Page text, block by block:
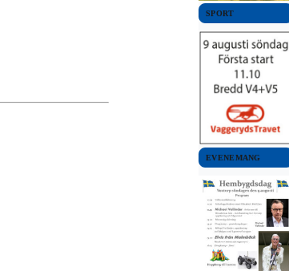
SPORT
EVENEMANG